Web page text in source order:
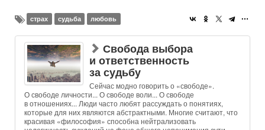
страх судьба любовь
Свобода выбора
и ответственность
за судьбу
Сейчас модно говорить о «свободе».
О свободе личности... О свободе воли... О свободе
в отношениях... Люди часто любят рассуждать о понятиях,
которые для них являются абстрактными. Многие считают, что
красивая «философия» способна нейтрализовать